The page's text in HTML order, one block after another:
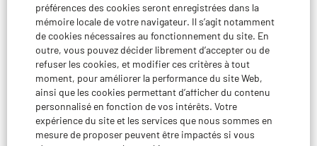
préférences des cookies seront enregistrées dans la
mémoire locale de votre navigateur. Il s’agit notamment
de cookies nécessaires au fonctionnement du site. En
outre, vous pouvez décider librement d’accepter ou de
refuser les cookies, et modifier ces critères à tout
moment, pour améliorer la performance du site Web,
ainsi que les cookies permettant d’afficher du contenu
personnalisé en fonction de vos intérêts. Votre
expérience du site et les services que nous sommes en
mesure de proposer peuvent être impactés si vous
Mention légale
Gérer les préférences en matière de cookies
Gérer mes données
S
S
S